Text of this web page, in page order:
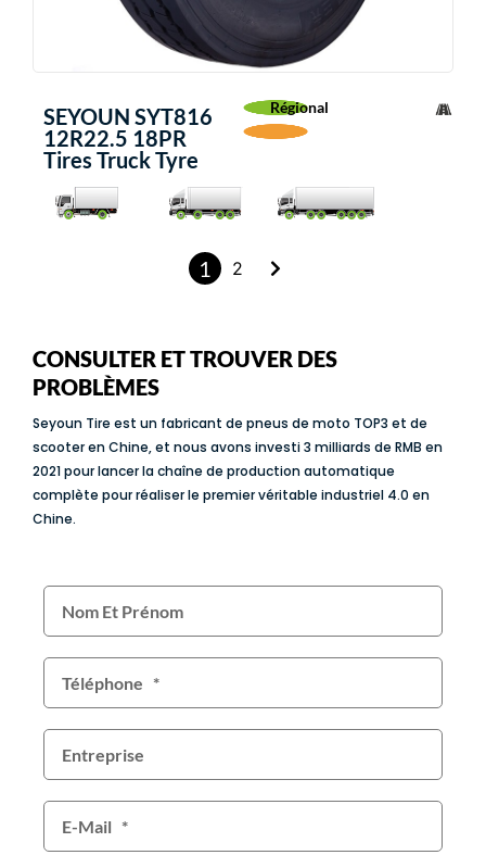
SEYOUN SYT816
12R22.5 18PR
Tires Truck Tyre
Régional
1 2
CONSULTER ET TROUVER DES
PROBLÈMES
Seyoun Tire est un fabricant de pneus de moto TOP3 et de
scooter en Chine, et nous avons investi 3 milliards de RMB en
2021 pour lancer la chaîne de production automatique
complète pour réaliser le premier véritable industriel 4.0 en
Chine.